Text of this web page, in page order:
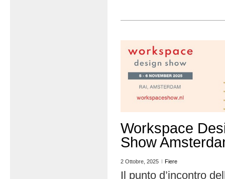
Workspace
Show
2 Ottobre, 2025 Fiere
Il punto d’incontro